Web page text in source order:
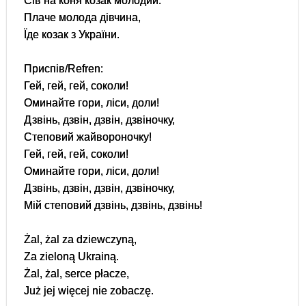
Плаче молода дівчина,
Їде козак з України.
Приспів/Refren:
Гей, гей, гей, соколи!
Оминайте гори, ліси, доли!
Дзвінь, дзвін, дзвін, дзвіночку,
Степовий жайвороночку!
Гей, гей, гей, соколи!
Оминайте гори, ліси, доли!
Дзвінь, дзвін, дзвін, дзвіночку,
Мій степовий дзвінь, дзвінь, дзвінь!
Żal, żal za dziewczyną,
Za zieloną Ukrainą.
Żal, żal, serce płacze,
Już jej więcej nie zobaczę.